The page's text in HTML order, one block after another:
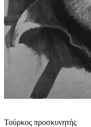
Τούρκος προσκυνητής